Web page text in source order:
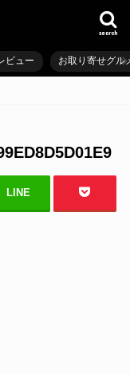
search
ビュー お取り寄せグル
LINE